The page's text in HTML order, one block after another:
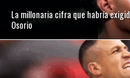
La millonaria cifra que habría
Osorio